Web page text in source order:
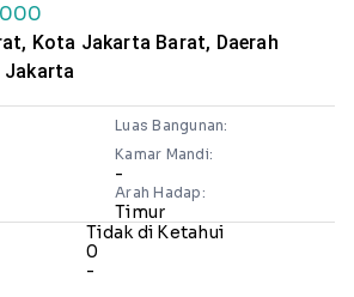
Kota Jakarta Barat, Daerah
Jakarta
Luas Bangunan:
Kamar Mandi:
-
Arah Hadap:
Timur
Tidak di Ketahui
0
-